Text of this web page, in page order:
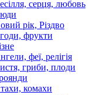
серця, любовь
рік, Різдво
фрукти
феї, релігія
гриби, плоди
комахи